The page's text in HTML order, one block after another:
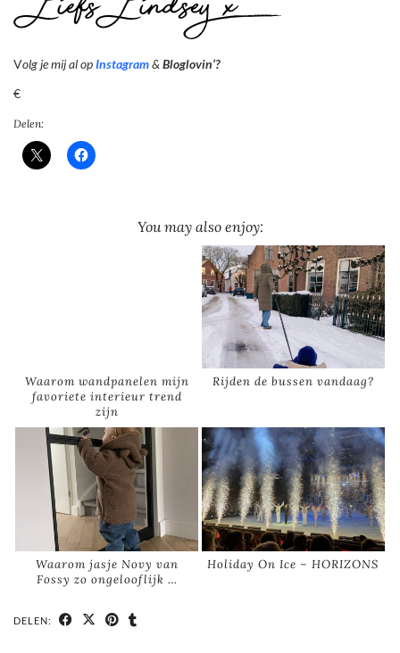
Volg je mij al opInstagram& Bloglovin’?
€
Delen:
You may also enjoy:
Waarom wandpanelen mijn
favoriete interieur trend
zijn
Rijden de bussen vandaag?
Waarom jasje Novy van
Fossy zo ongelooflijk …
Holiday On Ice – HORIZONS
DELEN: